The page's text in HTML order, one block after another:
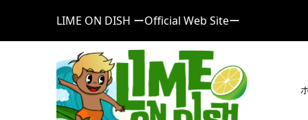
LIME ON DISH ーOfficial Web Siteー